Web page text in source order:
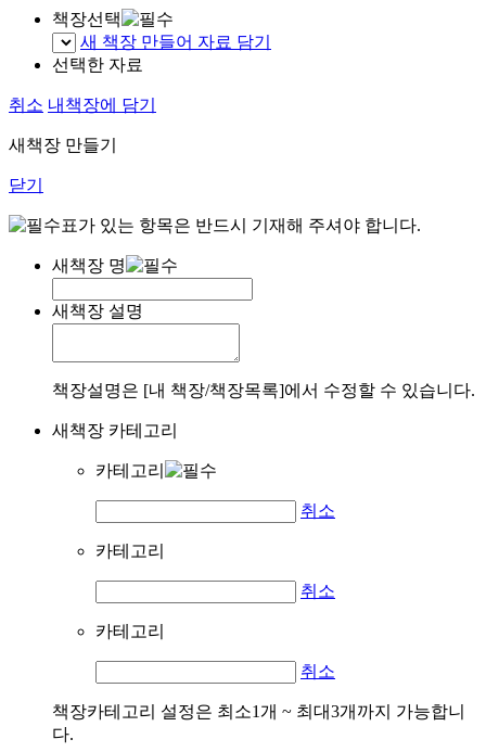
책장선택
새 책장 만들어 자료 담기
선택한 자료
취소 내책장에 담기
새책장 만들기
닫기
표가 있는 항목은 반드시 기재해 주셔야 합니다.
새책장 명
새책장 설명
책장설명은 [내 책장/책장목록]에서 수정할 수 있습니다.
새책장 카테고리
카테고리
취소
카테고리
취소
카테고리
취소
책장카테고리 설정은 최소1개 ~ 최대3개까지 가능합니
다.